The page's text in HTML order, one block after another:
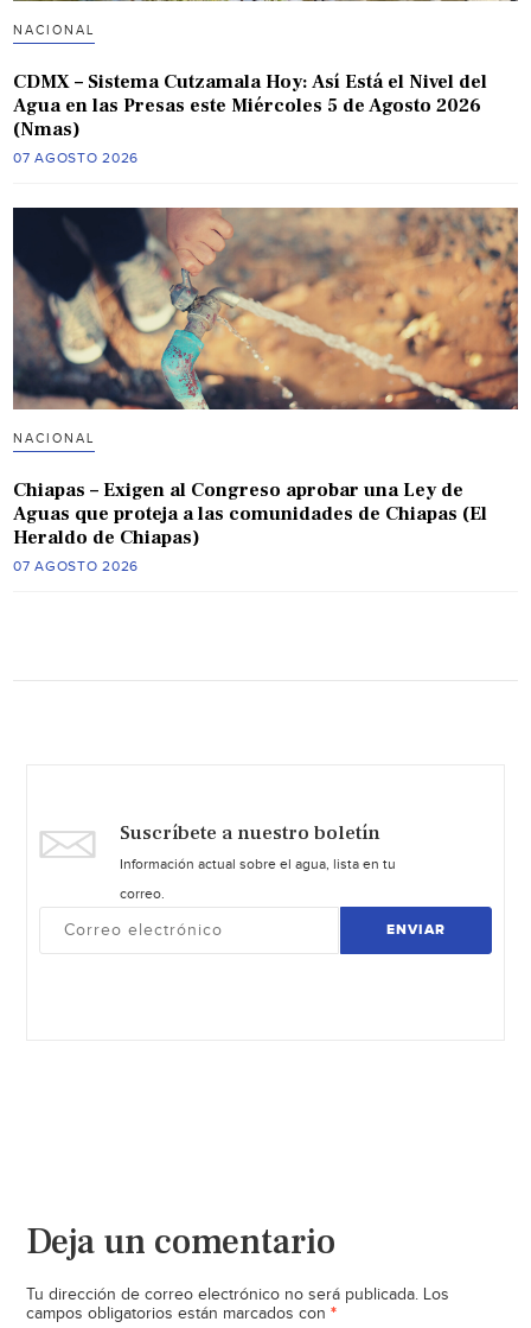
NACIONAL
CDMX – Sistema Cutzamala Hoy: Así Está el Nivel del
Agua en las Presas este Miércoles 5 de Agosto 2026
(Nmas)
07 AGOSTO 2026
NACIONAL
Chiapas – Exigen al Congreso aprobar una Ley de
Aguas que proteja a las comunidades de Chiapas (El
Heraldo de Chiapas)
07 AGOSTO 2026
Suscríbete a nuestro boletín
Información actual sobre el agua, lista en tu
correo.
ENVIAR
Deja un comentario
Tu dirección de correo electrónico no será publicada. Los
campos obligatorios están marcados con *